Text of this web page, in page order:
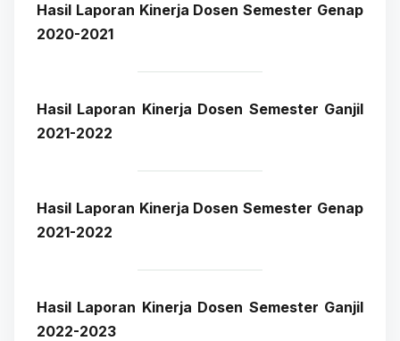
Hasil Laporan Kinerja Dosen Semester Genap
2020-2021
Hasil Laporan Kinerja Dosen Semester Ganjil
2021-2022
Hasil Laporan Kinerja Dosen Semester Genap
2021-2022
Hasil Laporan Kinerja Dosen Semester Ganjil
2022-2023